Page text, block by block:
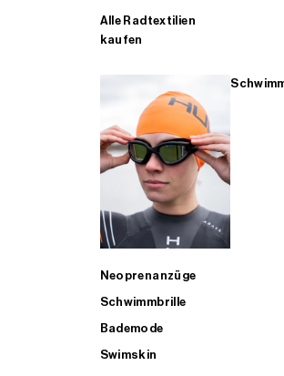
Alle Radtextilien
kaufen
Neoprenanzüge
Schwimmbrille
Bademode
Swimskin